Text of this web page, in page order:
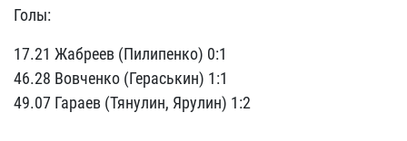
Голы:
17.21 Жабреев (Пилипенко) 0:1
46.28 Вовченко (Гераськин) 1:1
49.07 Гараев (Тянулин, Ярулин) 1:2